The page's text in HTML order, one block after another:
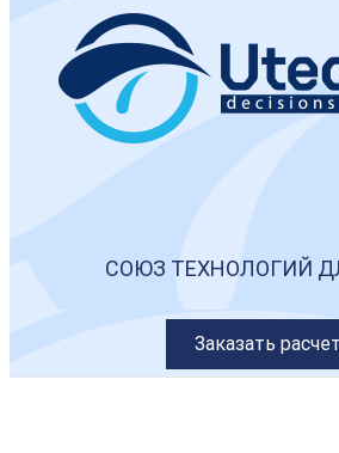
СОЮЗ ТЕХНОЛОГИЙ
Заказать расчет